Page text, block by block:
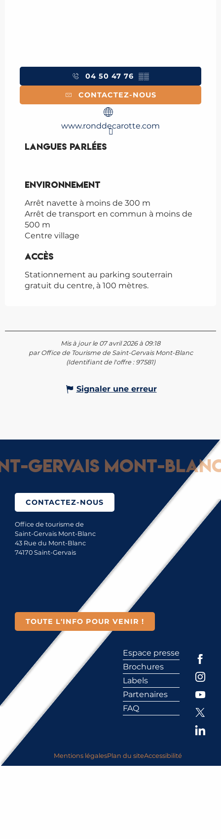
04 50 47 76 ▒▒
CONTACTEZ-NOUS
www.ronddecarotte.com
Langues parlées
Langues parlées
Environnement
Environnement
Arrêt navette à moins de 300 m
Arrêt de transport en commun à moins de
500 m
Centre village
Accès
Accès
Stationnement au parking souterrain
gratuit du centre, à 100 mètres.
Mis à jour le 07 avril 2026 à 09:18
par Office de Tourisme de Saint-Gervais Mont-Blanc
(Identifiant de l'offre : 97581)
Signaler une erreur
Mont-Blanc :
CONTACTEZ-NOUS
Office de tourisme de
Saint-Gervais Mont-Blanc
43 Rue du Mont-Blanc
74170 Saint-Gervais
TOUTE L'INFO POUR VENIR !
Espace presse
Brochures
Labels
Partenaires
FAQ
Mentions légalesPlan du siteAccessibilité